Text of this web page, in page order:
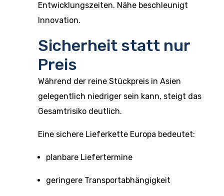
Entwicklungszeiten. Nähe beschleunigt
Innovation.
Sicherheit statt nur
Preis
Während der reine Stückpreis in Asien
gelegentlich niedriger sein kann, steigt das
Gesamtrisiko deutlich.
Eine sichere Lieferkette Europa bedeutet:
planbare Liefertermine
geringere Transportabhängigkeit